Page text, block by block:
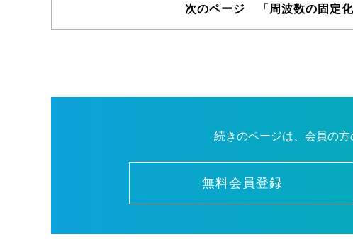
次のページ 「周波数の固定
続きのページは、会員の方
無料会員登録